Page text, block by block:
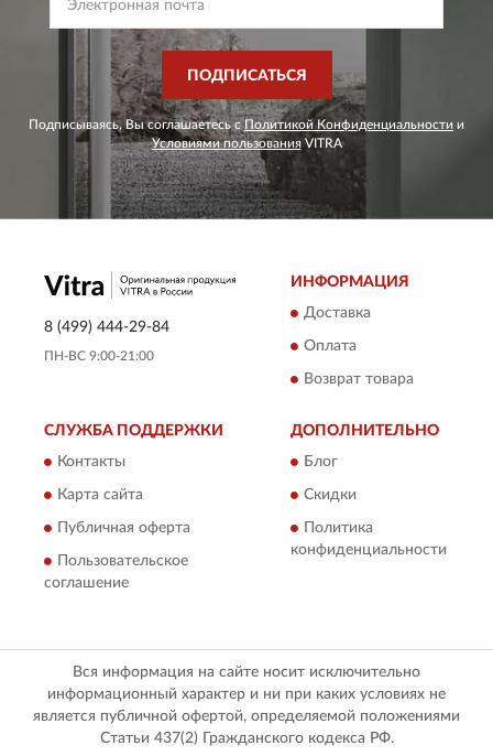
ПОДПИСАТЬСЯ
Подписываясь, Вы соглашаетесь сПолитикой Конфиденциальности и
Условиями пользованияVITRA
8 (499) 444-29-84
ПН-ВС 9:00-21:00
ИНФОРМАЦИЯ
Доставка
Оплата
Возврат товара
СЛУЖБА ПОДДЕРЖКИ
Контакты
Карта сайта
Публичная оферта
Пользовательское
соглашение
ДОПОЛНИТЕЛЬНО
Блог
Скидки
Политика
конфиденциальности
Вся информация на сайте носит исключительно
информационный характер и ни при каких условиях не
является публичной офертой, определяемой положениями
Статьи 437(2) Гражданского кодекса РФ.